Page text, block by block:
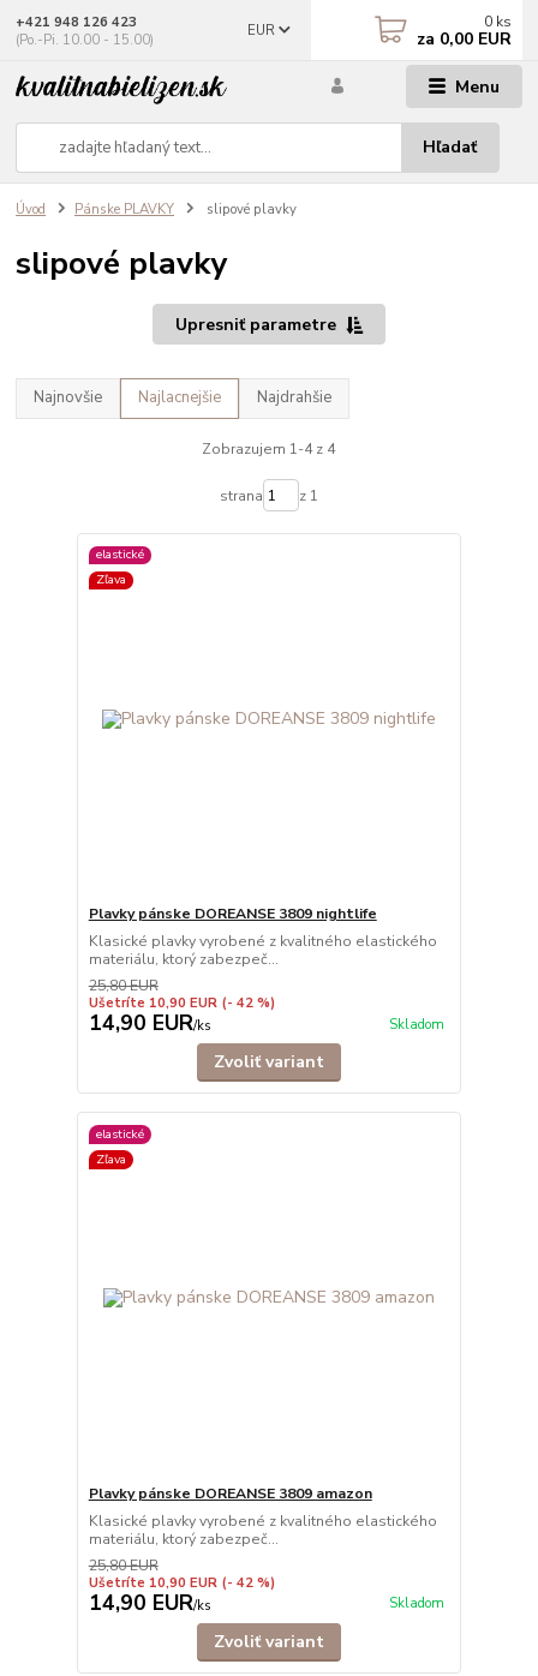
Menu
EUR
Hľadať
+421 948 126 423
(Po.-Pi. 10.00 - 15.00)
0 ks
za 0,00 EUR
Úvod Pánske PLAVKY slipové plavky
slipové plavky
Upresniť parametre
Najnovšie Najlacnejšie Najdrahšie
Zobrazujem 1-4 z 4
strana z 1
elastické
Zľava
Plavky pánske DOREANSE 3809 nightlife
Klasické plavky vyrobené z kvalitného elastického
materiálu, ktorý zabezpeč...
25,80 EUR
Ušetríte 10,90 EUR (- 42 %)
14,90 EUR/ks Skladom
Zvoliť variant
elastické
Zľava
Plavky pánske DOREANSE 3809 amazon
Klasické plavky vyrobené z kvalitného elastického
materiálu, ktorý zabezpeč...
25,80 EUR
Ušetríte 10,90 EUR (- 42 %)
14,90 EUR/ks Skladom
Zvoliť variant